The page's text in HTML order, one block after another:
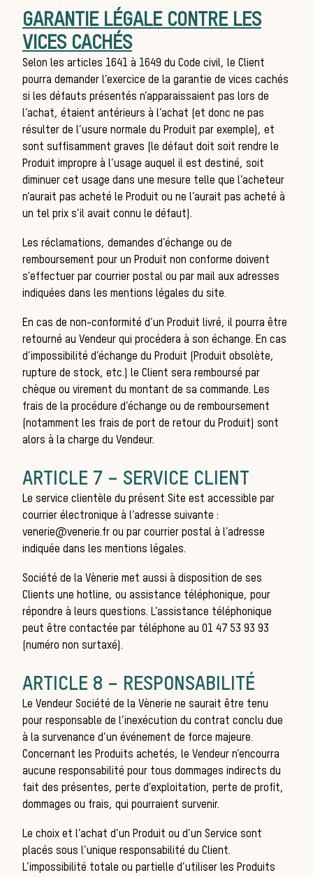
GARANTIE LÉGALE CONTRE LES
VICES CACHÉS
Selon les articles 1641 à 1649 du Code civil, le Client
pourra demander l’exercice de la garantie de vices cachés
si les défauts présentés n’apparaissaient pas lors de
l’achat, étaient antérieurs à l’achat (et donc ne pas
résulter de l’usure normale du Produit par exemple), et
sont suffisamment graves (le défaut doit soit rendre le
Produit impropre à l’usage auquel il est destiné, soit
diminuer cet usage dans une mesure telle que l’acheteur
n’aurait pas acheté le Produit ou ne l’aurait pas acheté à
un tel prix s’il avait connu le défaut).
Les réclamations, demandes d’échange ou de
remboursement pour un Produit non conforme doivent
s’effectuer par courrier postal ou par mail aux adresses
indiquées dans les mentions légales du site.
En cas de non-conformité d’un Produit livré, il pourra être
retourné au Vendeur qui procédera à son échange. En cas
d’impossibilité d’échange du Produit (Produit obsolète,
rupture de stock, etc.) le Client sera remboursé par
chèque ou virement du montant de sa commande. Les
frais de la procédure d’échange ou de remboursement
(notamment les frais de port de retour du Produit) sont
alors à la charge du Vendeur.
ARTICLE 7 – SERVICE CLIENT
Le service clientèle du présent Site est accessible par
courrier électronique à l’adresse suivante :
venerie@venerie.fr ou par courrier postal à l’adresse
indiquée dans les mentions légales.
Société de la Vènerie met aussi à disposition de ses
Clients une hotline, ou assistance téléphonique, pour
répondre à leurs questions. L’assistance téléphonique
peut être contactée par téléphone au 01 47 53 93 93
(numéro non surtaxé).
ARTICLE 8 – RESPONSABILITÉ
Le Vendeur Société de la Vènerie ne saurait être tenu
pour responsable de l’inexécution du contrat conclu due
à la survenance d’un événement de force majeure.
Concernant les Produits achetés, le Vendeur n’encourra
aucune responsabilité pour tous dommages indirects du
fait des présentes, perte d’exploitation, perte de profit,
dommages ou frais, qui pourraient survenir.
Le choix et l’achat d’un Produit ou d’un Service sont
placés sous l’unique responsabilité du Client.
L’impossibilité totale ou partielle d’utiliser les Produits